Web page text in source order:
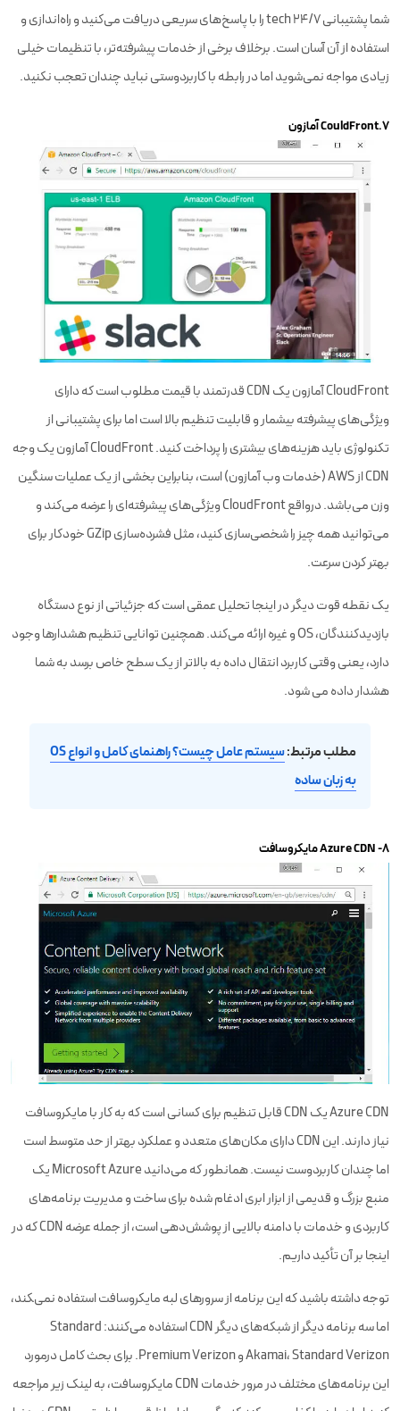
شما پشتیبانی 24/7 tech را با پاسخ‌های سریعی دریافت می‌کنید و راه‌اندازی و
استفاده از آن آسان است. برخلاف برخی از خدمات پیشرفته‌تر، با تنظیمات خیلی
زیادی مواجه نمی‌شوید اما در رابطه با کاربردوستی نباید چندان تعجب نکنید.
۷.CouldFront آمازون
CloudFront آمازون یک CDN قدرتمند با قیمت مطلوب است که دارای
ویژگی‌های پیشرفته بیشمار و قابلیت تنظیم بالا است اما برای پشتیبانی از
تکنولوژی باید هزینه‌های بیشتری را پرداخت کنید. CloudFront آمازون یک وجه
CDN از AWS (خدمات وب آمازون) است، بنابراین بخشی از یک عملیات سنگین
وزن می‌باشد. درواقع CloudFront ویژگی‌های پیشرفته‌ای را عرضه می‌کند و
می‌توانید همه چیز را شخصی‌سازی کنید، مثل فشرده‌سازی GZip خودکار برای
بهتر کردن سرعت.
یک نقطه قوت دیگر در اینجا تحلیل عمقی است که جزئیاتی از نوع دستگاه
بازدیدکنندگان، OS و غیره ارائه می‌کند. همچنین توانایی تنظیم هشدارها وجود
دارد، یعنی وقتی کاربرد انتقال داده به بالاتر از یک سطح خاص برسد به شما
هشدار داده می شود.
مطلب مرتبط:
سیستم عامل چیست؟ راهنمای کامل و انواع OS
به زبان ساده
۸- Azure CDN مایکروسافت
Azure CDN یک CDN قابل تنظیم برای کسانی است که به کار با مایکروسافت
نیاز دارند. این CDN دارای مکان‌های متعدد و عملکرد بهتر از حد متوسط است
اما چندان کاربردوست نیست. همانطور که می‌دانید Microsoft Azure یک
منبع بزرگ و قدیمی از ابزار ابری ادغام شده برای ساخت و مدیریت برنامه‌های
کاربردی و خدمات با دامنه بالایی از پوشش‌دهی است، از جمله عرضه CDN که در
اینجا بر آن تأکید داریم.
توجه داشته باشید که این برنامه از سرورهای لبه مایکروسافت استفاده نمی‌‍کند،
اما سه برنامه دیگر از شبکه‌های دیگر CDN استفاده می‌کنند: Standard
Akamai، Standard Verizon و Premium Verizon. برای بحث کامل درمورد
این برنامه‌های مختلف در مرور خدمات CDN مایکروسافت، به لینک زیر مراجعه